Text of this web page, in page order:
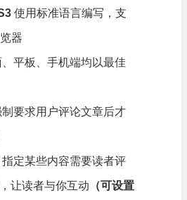
使用标准语言编写，支
器
平板、手机端均以最佳
要求用户评论文章后才
定某些内容需要读者评
让读者与你互动 （可设置